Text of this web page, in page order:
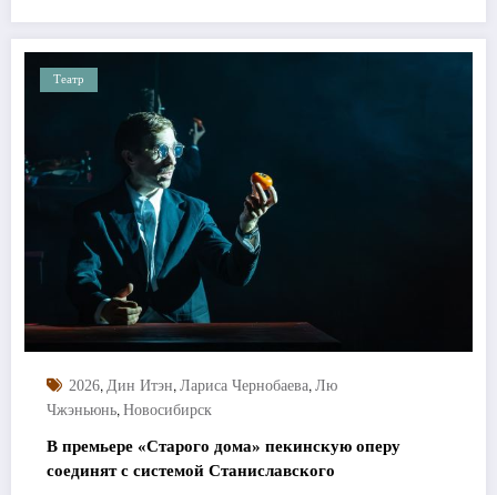
Театр
2026, Дин Итэн, Лариса Чернобаева, Лю
Чжэньюнь, Новосибирск
В премьере «Старого дома» пекинскую оперу
соединят с системой Станиславского